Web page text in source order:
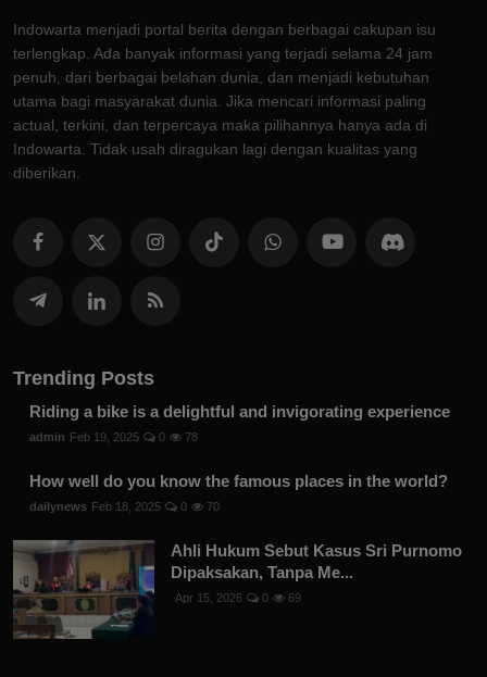
Indowarta menjadi portal berita dengan berbagai cakupan isu
terlengkap. Ada banyak informasi yang terjadi selama 24 jam
penuh, dari berbagai belahan dunia, dan menjadi kebutuhan
utama bagi masyarakat dunia. Jika mencari informasi paling
actual, terkini, dan terpercaya maka pilihannya hanya ada di
Indowarta. Tidak usah diragukan lagi dengan kualitas yang
diberikan.
Trending Posts
Riding a bike is a delightful and invigorating experience
admin Feb 19, 2025 0 78
How well do you know the famous places in the world?
dailynews Feb 18, 2025 0 70
Ahli Hukum Sebut Kasus Sri Purnomo
Dipaksakan, Tanpa Me...
Apr 15, 2026 0 69